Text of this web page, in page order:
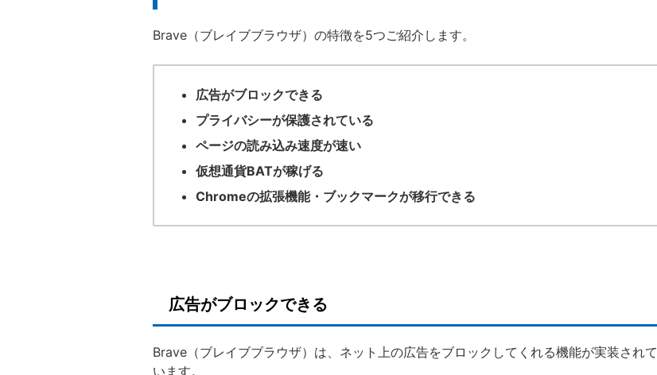
Brave（ブレイブブラウザ）の特徴を5つご紹介します。
広告がブロックできる
プライバシーが保護されている
ページの読み込み速度が速い
仮想通貨BATが稼げる
Chromeの拡張機能・ブックマークが移行できる
広告がブロックできる
Brave（ブレイブブラウザ）は、ネット上の広告をブロックしてくれる機能が実装されて
います。